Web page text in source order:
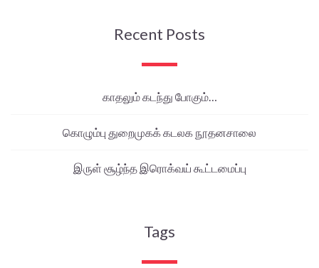
Recent Posts
காதலும் கடந்து போகும்…
கொழும்பு துறைமுகக் கடலக நூதனசாலை
இருள் சூழ்ந்த இரொக்வய் கூட்டமைப்பு
Tags